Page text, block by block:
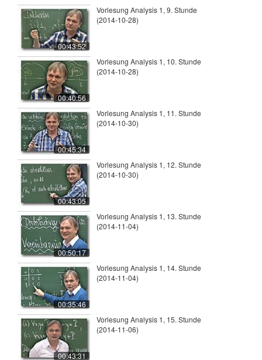
00:43:52
Vorlesung Analysis 1, 9. Stunde
(2014-10-28)
00:40:56
Vorlesung Analysis 1, 10. Stunde
(2014-10-28)
00:45:34
Vorlesung Analysis 1, 11. Stunde
(2014-10-30)
00:43:05
Vorlesung Analysis 1, 12. Stunde
(2014-10-30)
00:50:17
Vorlesung Analysis 1, 13. Stunde
(2014-11-04)
00:35:46
Vorlesung Analysis 1, 14. Stunde
(2014-11-04)
00:43:31
Vorlesung Analysis 1, 15. Stunde
(2014-11-06)